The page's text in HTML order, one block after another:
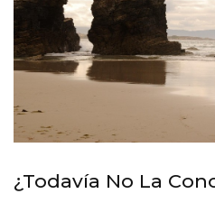
¿Todavía No La